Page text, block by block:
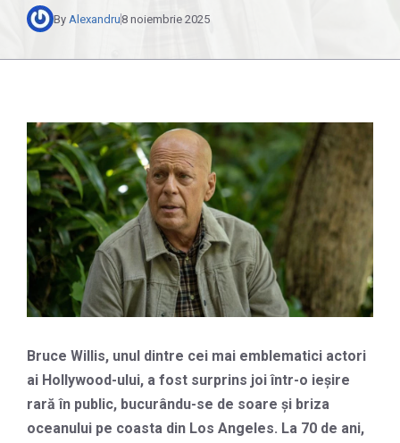
By Alexandru 8 noiembrie 2025
Bruce Willis, unul dintre cei mai emblematici actori
ai Hollywood-ului, a fost surprins joi într-o ieșire
rară în public, bucurându-se de soare și briza
oceanului pe coasta din Los Angeles. La 70 de ani,